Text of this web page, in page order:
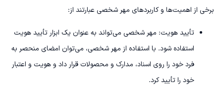
برخی از اهمیت‌ها و کاربردهای مهر شخصی عبارتند از:
تأیید هویت: مهر شخصی می‌تواند به عنوان یک ابزار تأیید هویت
استفاده شود. با استفاده از مهر شخصی، می‌توان امضای منحصر به
فرد خود را روی اسناد، مدارک و محصولات قرار داد و هویت و اعتبار
خود را تأیید کرد.